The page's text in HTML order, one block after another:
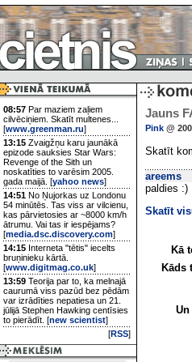
08:57 Par maziem zaļiem
cilvēciņiem. Skatīt multenes...
[www.greenman.ru]
13:15 Zvaigžņu karu jaunākā
epizode sauksies Star Wars:
Revenge of the Sith un
noskatīties to varēsim 2005.
gada maijā. [yahoo news]
14:51 No Ņujorkas uz Londonu
54 minūtēs. Tas viss ar vilcienu,
kas pārvietosies ar ~8000 km/h
ātrumu. Vai tas ir iespējams?
[media.dsc.discovery.com]
14:15 Interneta "tētis" iecelts
bruņinieku kārtā.
[www.digitmag.co.uk]
13:59 Teorija par to, ka melnajā
caurumā viss pazūd bez pēdām
var izrādīties nepatiesa un 21.
jūlijā Stephen Hawking centīsies
to pierādīt. [new scientist]
[RSS]
Jauns
Pink @
Skatīt
areems
paldies :)
Skatīt
Kā
Kāds